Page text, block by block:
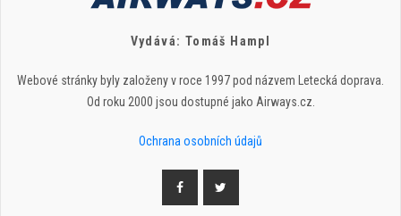
Vydává: Tomáš Hampl
Webové stránky byly založeny v roce 1997 pod názvem Letecká doprava.
Od roku 2000 jsou dostupné jako Airways.cz.
Ochrana osobních údajů